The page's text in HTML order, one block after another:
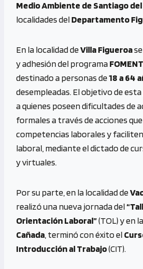
p
Medio Ambiente de Santiago
localidades delDepartamento
En la localidad deVilla Figueroa
y adhesión del programa
destinado a personas de18 a 64
desempleadas. El objetivo de
a quienes poseen dificultades de
formales a través de acciones
competencias laborales y
laboral, mediante el dictado de
y virtuales.
Por su parte, en la localidad de
realizó una nueva jornada del
Orientación Laboral”(TOL) y en
Cañada , terminó con éxito el
Introducción al Trabajo(CIT).